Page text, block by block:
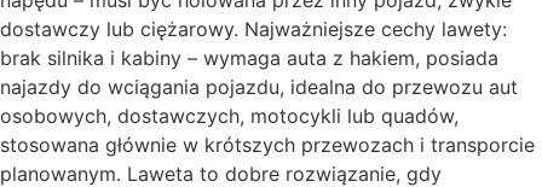
dostawczy lub ciężarowy. Najważniejsze cechy lawety:
brak silnika i kabiny – wymaga auta z hakiem, posiada
najazdy do wciągania pojazdu, idealna do przewozu aut
osobowych, dostawczych, motocykli lub quadów,
stosowana głównie w krótszych przewozach i transporcie
planowanym. Laweta to dobre rozwiązanie, gdy